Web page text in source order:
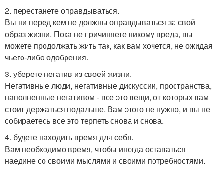
2. перестанете оправдываться.
Вы ни перед кем не должны оправдываться за свой
образ жизни. Пока не причиняете никому вреда, вы
можете продолжать жить так, как вам хочется, не ожидая
чьего-либо одобрения.
3. уберете негатив из своей жизни.
Негативные люди, негативные дискуссии, пространства,
наполненные негативом - все это вещи, от которых вам
стоит держаться подальше. Вам этого не нужно, и вы не
собираетесь все это терпеть снова и снова.
4. будете находить время для себя.
Вам необходимо время, чтобы иногда оставаться
наедине со своими мыслями и своими потребностями.